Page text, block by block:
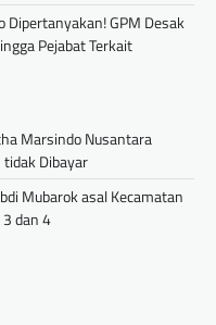
Dipertanyakan! GPM Desak
Pejabat Terkait
Marsindo Nusantara
tidak Dibayar
Mubarok asal Kecamatan
dan 4